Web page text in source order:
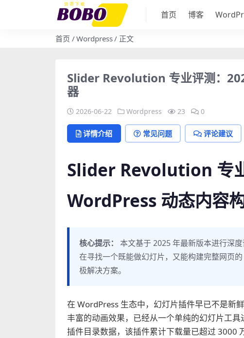
首页 博客
首页 Wordpress 正文
Slider Revolution 专业评测：
器
2026-06-22 Wordpress 23 0
详情介绍 常见问题 评论建议
Slider Revolution 专
WordPress 动态内容
核心提示：
本文基于 2025 年最新版本进行深
在寻找一个既能做幻灯片，又能构建完整网页
极解决方案。
在 WordPress 生态中，幻灯片插件早已不是新
丰富的动画效果，已经从一个单纯的幻灯片工
插件目录数据，该插件累计下载量已超过 3000